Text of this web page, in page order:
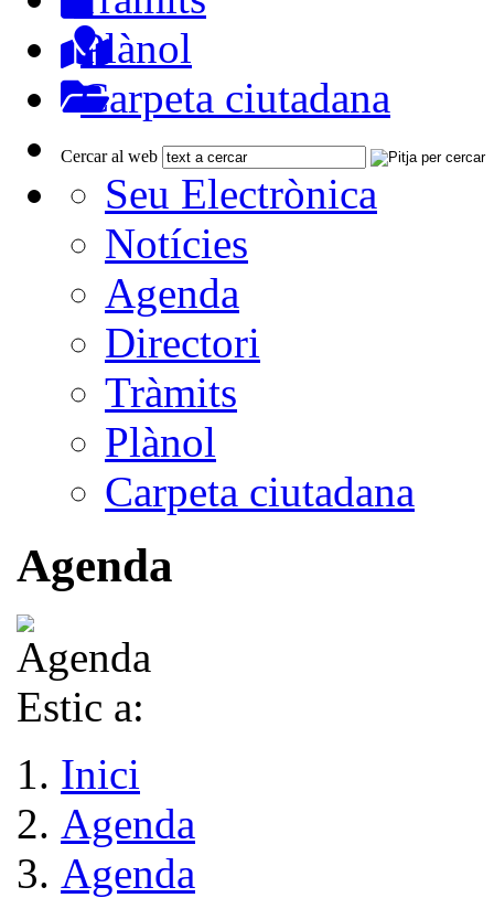
Plànol
Carpeta ciutadana
Cercar al web
Seu Electrònica
Notícies
Agenda
Directori
Tràmits
Plànol
Carpeta ciutadana
Agenda
Estic a:
Inici
Agenda
Agenda